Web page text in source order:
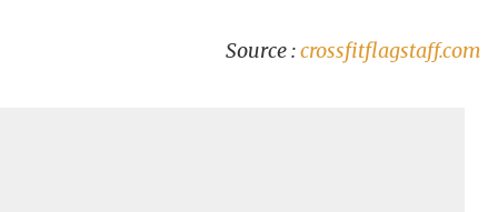
Source :crossfitflagstaff.com